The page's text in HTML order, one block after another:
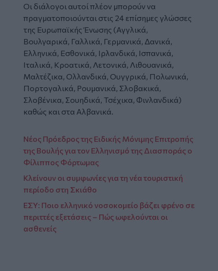
Οι διάλογοι αυτοί πλέον μπορούν να
πραγματοποιούνται στις 24 επίσημες γλώσσες
της Ευρωπαϊκής Ένωσης (Αγγλικά,
Βουλγαρικά, Γαλλικά, Γερμανικά, Δανικά,
Ελληνικά, Εσθονικά, Ιρλανδικά, Ισπανικά,
Ιταλικά, Κροατικά, Λετονικά, Λιθουανικά,
Μαλτέζικα, Ολλανδικά, Ουγγρικά, Πολωνικά,
Πορτογαλικά, Ρουμανικά, Σλοβακικά,
Σλοβένικα, Σουηδικά, Τσέχικα, Φινλανδικά)
καθώς και στα Αλβανικά.
Νέος Πρόεδρος της Ειδικής Μόνιμης Επιτροπής
της Βουλής για τον Ελληνισμό της Διασποράς ο
Φίλιππος Φόρτωμας
Κλείνουν οι συμφωνίες για τη νέα τουριστική
περίοδο στη Σκιάθο
ΕΣΥ: Ποιο ελληνικό νοσοκομείο βάζει φρένο σε
περιττές εξετάσεις – Πώς ωφελούνται οι
ασθενείς